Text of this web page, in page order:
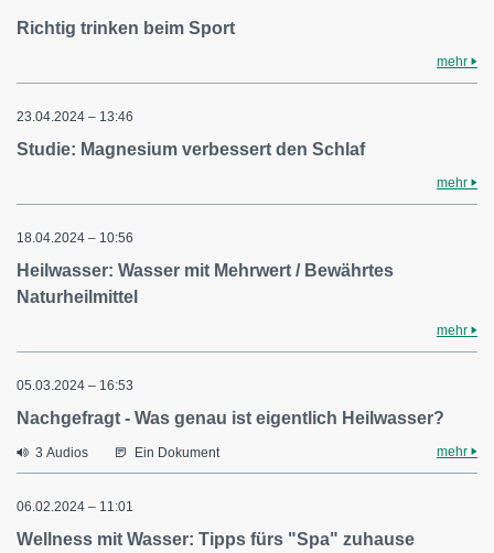
Richtig trinken beim Sport
mehr
23.04.2024 – 13:46
Studie: Magnesium verbessert den Schlaf
mehr
18.04.2024 – 10:56
Heilwasser: Wasser mit Mehrwert / Bewährtes
Naturheilmittel
mehr
05.03.2024 – 16:53
Nachgefragt - Was genau ist eigentlich Heilwasser?
3 Audios Ein Dokument mehr
06.02.2024 – 11:01
Wellness mit Wasser: Tipps fürs "Spa" zuhause